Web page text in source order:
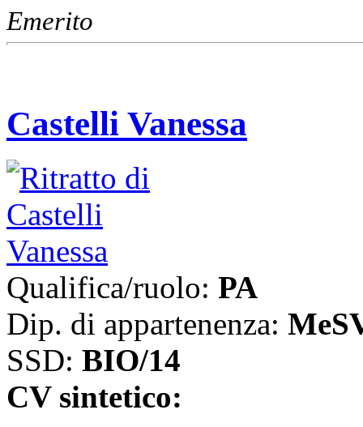
Emerito
Castelli Vanessa
Qualifica/ruolo: PA
Dip. di appartenenza:
SSD: BIO/14
CV sintetico: